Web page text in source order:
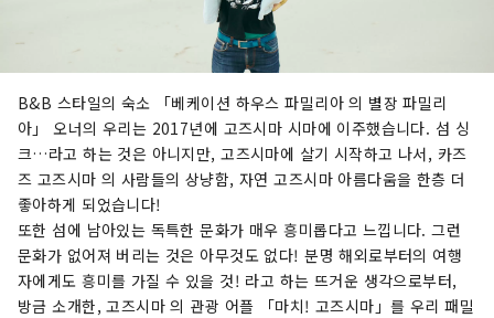
B&B 스타일의 숙소 「베케이션 하우스 파밀리아 의 별장 파밀리
아」 오너의 우리는 2017년에 고즈시마 시마에 이주했습니다. 섬 싱
크…라고 하는 것은 아니지만, 고즈시마에 살기 시작하고 나서, 카즈
즈 고즈시마 의 사람들의 상냥함, 자연 고즈시마 아름다움을 한층 더
좋아하게 되었습니다!
또한 섬에 남아있는 독특한 문화가 매우 흥미롭다고 느낍니다. 그런
문화가 없어져 버리는 것은 아무것도 없다! 분명 해외로부터의 여행
자에게도 흥미를 가질 수 있을 것! 라고 하는 뜨거운 생각으로부터,
방금 소개한, 고즈시마 의 관광 어플 「마치! 고즈시마」를 우리 패밀